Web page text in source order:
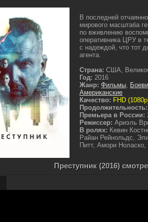
В последней
мирового масштаба
по вживлению
оперативника ЦРУ в
с надеждой, что тот
агента.
Страна: США,
Год: 2016
Жанр: Фильмы,
Американские
Качество: FHD
Продолжительность:
Премьера в России:
Режиссер: Ариэль
В ролях: Кевин
Райан Рейнольдс,
Питт, Амори Ноласко,
Преступник (2016)